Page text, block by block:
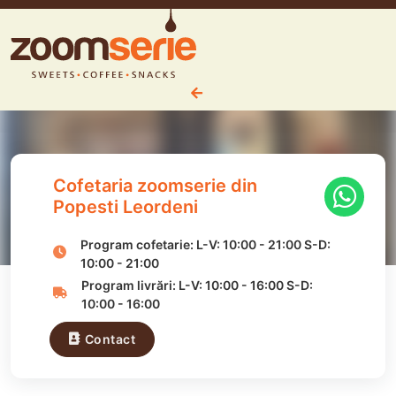
Cofetaria zoomserie din
Popesti Leordeni
Program cofetarie: L-V: 10:00 - 21:00S-D:
10:00 - 21:00
Program livrări: L-V: 10:00 -16:00S-D:
10:00 -16:00
Contact